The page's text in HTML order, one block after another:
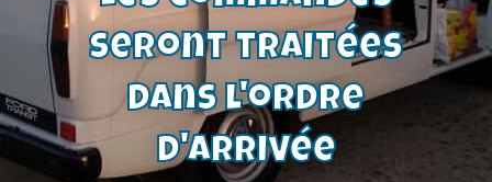
seront traitées
dans l'ordre
d'arrivée